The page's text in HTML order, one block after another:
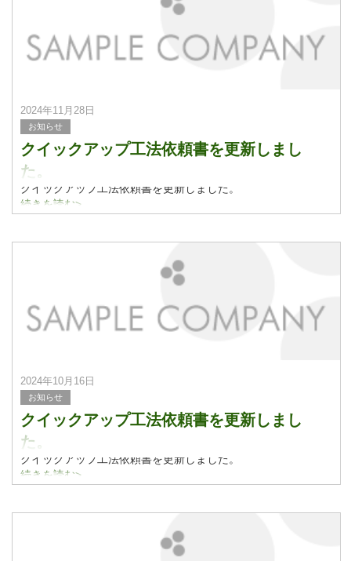
2024年11月28日
お知らせ
クイックアップ工法依頼書を更新しまし
た。
クイックアップ工法依頼書を更新しました。
続きを読む>
2024年10月16日
お知らせ
クイックアップ工法依頼書を更新しまし
た。
クイックアップ工法依頼書を更新しました。
続きを読む>